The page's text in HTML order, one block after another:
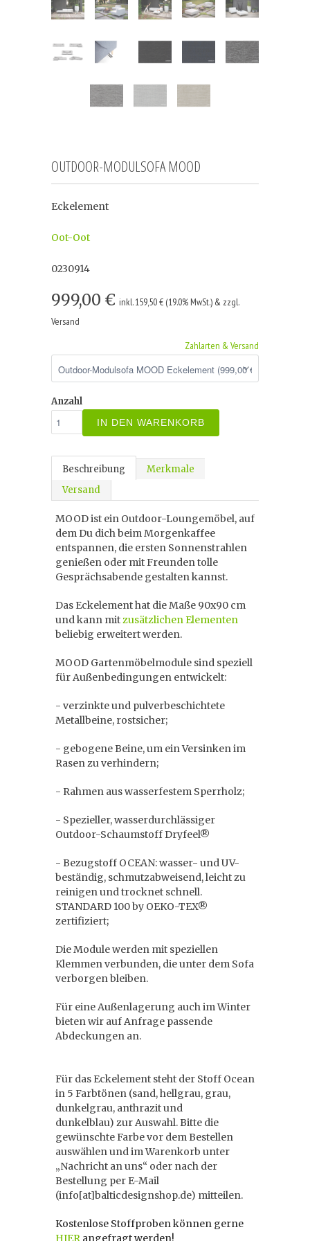
OUTDOOR-MODULSOFA MOOD
Eckelement
Oot-Oot
0230914
999,00 € inkl. 159,50 € (19.0% MwSt.) & zzgl.
Versand
Zahlarten & Versand
Anzahl
IN DEN WARENKORB
Beschreibung
Merkmale
Versand
MOOD ist ein Outdoor-Loungemöbel, auf
dem Du dich beim Morgenkaffee
entspannen, die ersten Sonnenstrahlen
genießen oder mit Freunden tolle
Gesprächsabende gestalten kannst.
Das Eckelement hat die Maße 90x90 cm
und kann mitzusätzlichen Elementen
beliebig erweitert werden.
MOOD Gartenmöbelmodule sind speziell
für Außenbedingungen entwickelt:
- verzinkte und pulverbeschichtete
Metallbeine, rostsicher;
- gebogene Beine, um ein Versinken im
Rasen zu verhindern;
- Rahmen aus wasserfestem Sperrholz;
- Spezieller, wasserdurchlässiger
Outdoor-Schaumstoff Dryfeel®
- Bezugstoff OCEAN: wasser- und UV-
beständig, schmutzabweisend, leicht zu
reinigen und trocknet schnell.
STANDARD 100 by OEKO-TEX®
zertifiziert;
Die Module werden mit speziellen
Klemmen verbunden, die unter dem Sofa
verborgen bleiben.
Für eine Außenlagerung auch im Winter
bieten wir auf Anfrage passende
Abdeckungen an.
Für das Eckelement steht der Stoff Ocean
in 5 Farbtönen (sand, hellgrau, grau,
dunkelgrau, anthrazit und
dunkelblau) zur Auswahl. Bitte die
gewünschte Farbe vor dem Bestellen
auswählen und im Warenkorb unter
„Nachricht an uns“ oder nach der
Bestellung per E-Mail
(info[at]balticdesignshop.de) mitteilen.
Kostenlose Stoffproben können gerne
HIER angefragt werden!